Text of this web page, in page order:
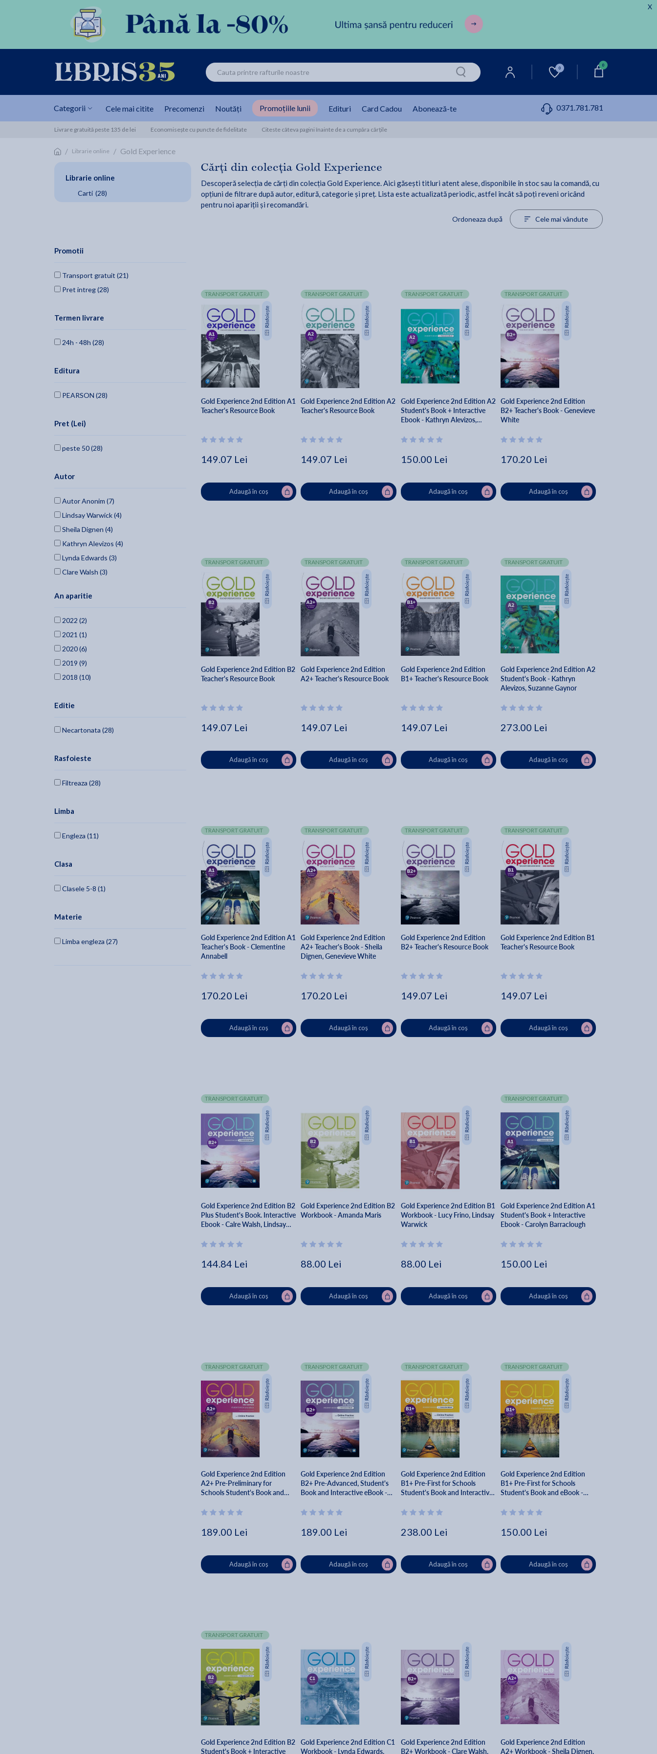
X
0
0
Categorii Cele mai citite Precomenzi Noutăți Promoțiile lunii Edituri Card Cadou Abonează-te 0371.781.781
Livrare gratuită peste 135 de lei Economisește cu puncte de fidelitate Citeste câteva pagini înainte de a cumpăra cărțile
/ Librarie online / Gold Experience
Librarie online
Carti (28)
Promotii
Transport gratuit (21)
Pret intreg (28)
Termen livrare
24h - 48h (28)
Editura
PEARSON (28)
Pret (Lei)
peste 50 (28)
Autor
Autor Anonim (7)
Lindsay Warwick (4)
Sheila Dignen (4)
Kathryn Alevizos (4)
Lynda Edwards (3)
Clare Walsh (3)
Megan Roderick (3)
Sarah Hartley (1)
An aparitie
2022 (2)
2021 (1)
2020 (6)
2019 (9)
2018 (10)
Editie
Necartonata (28)
Rasfoieste
Filtreaza (28)
Limba
Engleza (11)
Clasa
Clasele 5-8 (1)
Materie
Limba engleza (27)
Cărți din colecția Gold Experience
Descoperă selecția de cărți din colecția Gold Experience. Aici găsești titluri atent alese, disponibile în stoc sau la comandă, cu
opțiuni de filtrare după autor, editură, categorie și preț. Lista este actualizată periodic, astfel încât să poți reveni oricând
pentru noi apariții și recomandări.
Ordoneaza după Cele mai vândute
TRANSPORT GRATUIT
Gold Experience 2nd Edition A1
Teacher's Resource Book
149.07 Lei
Adaugă în coș
TRANSPORT GRATUIT
Gold Experience 2nd Edition A2
Teacher's Resource Book
149.07 Lei
Adaugă în coș
TRANSPORT GRATUIT
Gold Experience 2nd Edition A2
Student's Book + Interactive
Ebook - Kathryn Alevizos,
150.00 Lei
Adaugă în coș
TRANSPORT GRATUIT
Gold Experience 2nd Edition
B2+ Teacher's Book - Genevieve
White
170.20 Lei
Adaugă în coș
TRANSPORT GRATUIT
Gold Experience 2nd Edition B2
Teacher's Resource Book
149.07 Lei
Adaugă în coș
TRANSPORT GRATUIT
Gold Experience 2nd Edition
A2+ Teacher's Resource Book
149.07 Lei
Adaugă în coș
TRANSPORT GRATUIT
Gold Experience 2nd Edition
B1+ Teacher's Resource Book
149.07 Lei
Adaugă în coș
TRANSPORT GRATUIT
Gold Experience 2nd Edition A2
Student's Book - Kathryn
Alevizos, Suzanne Gaynor
273.00 Lei
Adaugă în coș
TRANSPORT GRATUIT
Gold Experience 2nd Edition A1
Teacher's Book - Clementine
Annabell
170.20 Lei
Adaugă în coș
TRANSPORT GRATUIT
Gold Experience 2nd Edition
A2+ Teacher's Book - Sheila
Dignen, Genevieve White
170.20 Lei
Adaugă în coș
TRANSPORT GRATUIT
Gold Experience 2nd Edition
B2+ Teacher's Resource Book
149.07 Lei
Adaugă în coș
TRANSPORT GRATUIT
Gold Experience 2nd Edition B1
Teacher's Resource Book
149.07 Lei
Adaugă în coș
TRANSPORT GRATUIT
Gold Experience 2nd Edition B2
Plus Student's Book. Interactive
Ebook - Calre Walsh, Lindsay
144.84 Lei
Adaugă în coș
Gold Experience 2nd Edition B2
Workbook - Amanda Maris
88.00 Lei
Adaugă în coș
Gold Experience 2nd Edition B1
Workbook - Lucy Frino, Lindsay
Warwick
88.00 Lei
Adaugă în coș
TRANSPORT GRATUIT
Gold Experience 2nd Edition A1
Student's Book + Interactive
Ebook - Carolyn Barraclough
150.00 Lei
Adaugă în coș
TRANSPORT GRATUIT
Gold Experience 2nd Edition
A2+ Pre-Preliminary for
Schools Student's Book and
Maris
189.00 Lei
Adaugă în coș
TRANSPORT GRATUIT
Gold Experience 2nd Edition
B2+ Pre-Advanced, Student's
Book and Interactive eBook -
189.00 Lei
Adaugă în coș
TRANSPORT GRATUIT
Gold Experience 2nd Edition
B1+ Pre-First for Schools
Student's Book and Interactive
Roderick
238.00 Lei
Adaugă în coș
TRANSPORT GRATUIT
Gold Experience 2nd Edition
B1+ Pre-First for Schools
Student's Book and eBook -
150.00 Lei
Adaugă în coș
TRANSPORT GRATUIT
Gold Experience 2nd Edition B2
Student's Book + Interactive
Gold Experience 2nd Edition C1
Workbook - Lynda Edwards,
Gold Experience 2nd Edition
B2+ Workbook - Clare Walsh,
Gold Experience 2nd Edition
A2+ Workbook - Sheila Dignen,